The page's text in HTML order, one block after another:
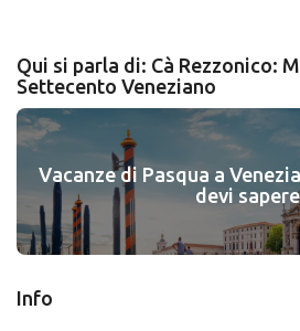
Qui si parla di: Cà Rezzonico:
Settecento Veneziano
Vacanze di Pasqua a
devi sapere
Info